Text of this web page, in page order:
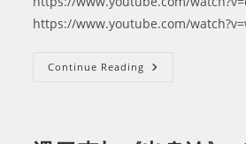
https://www.youtube.com/
Continue Reading 《出